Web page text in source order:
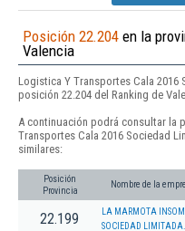
Posición 22.204 en la
Valencia
Logistica Y Transportes Cala 2016
posición 22.204 del Ranking de
A continuación podrá consultar la
Transportes Cala 2016 Sociedad
similares:
Posición
Provincia
Nombre de la
22.199
LA MARMOTA
SOCIEDAD LIMITADA.